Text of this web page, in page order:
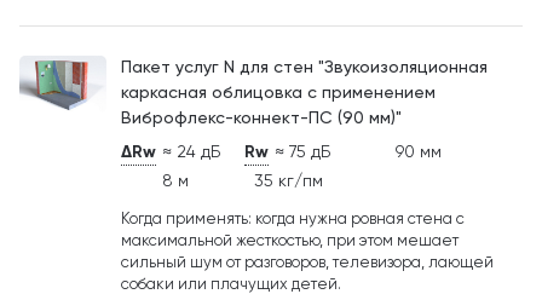
Пакет услуг N для стен "Звукоизоляционная
каркасная облицовка с применением
Виброфлекс-коннект-ПС (90 мм)"
ΔRw ≈ 24 дБ Rw ≈ 75 дБ
90 мм
8 м
35 кг/пм
Когда применять: когда нужна ровная стена с
максимальной жесткостью, при этом мешает
сильный шум от разговоров, телевизора, лающей
собаки или плачущих детей.